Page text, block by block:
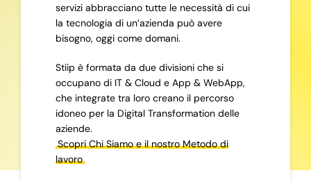
servizi abbracciano tutte le necessità di cui
la tecnologia di un’azienda può avere
bisogno, oggi come domani.
Stiip è formata da due divisioni che si
occupano di IT & Cloud e App & WebApp,
che integrate tra loro creano il percorso
idoneo per la Digital Transformation delle
aziende.
Scopri Chi Siamo e il nostro Metodo di
lavoro